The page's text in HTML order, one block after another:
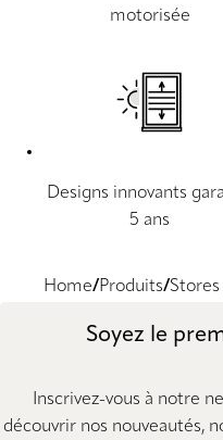
motorisée
Designs innovants
5 ans
Home Produits Stores
Soyez le
Inscrivez-vous à notre
découvrir nos nouveautés,